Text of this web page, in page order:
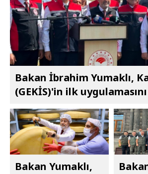
Bakan İbrahim Yumaklı,
(GEKİS)'in ilk
Bakan Yumaklı,